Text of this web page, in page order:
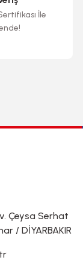
İle
Çeysa Serhat
/ DİYARBAKIR